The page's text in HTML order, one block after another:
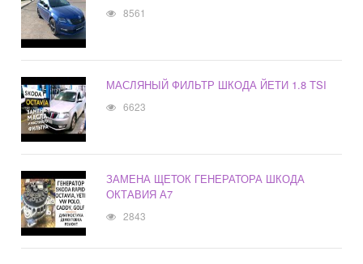
8561
МАСЛЯНЫЙ ФИЛЬТР ШКОДА ЙЕТИ 1.8 TSI
6623
ЗАМЕНА ЩЕТОК ГЕНЕРАТОРА ШКОДА
ОКТАВИЯ А7
2843